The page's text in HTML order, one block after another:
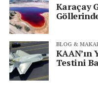
etkisiz hale getirilmesi
Geniş Etki
Uyumluluğu
Yetkililer, GAZAP’ın
Karaçay
BLOG &
Testini